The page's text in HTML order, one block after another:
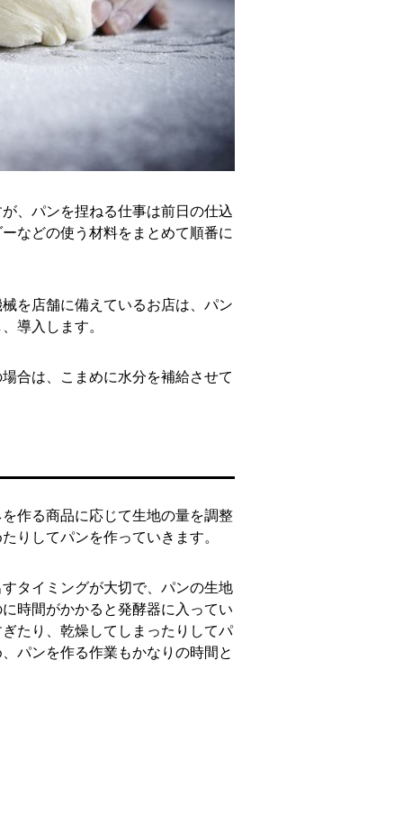
、パンを捏ねる仕事は前日の仕込
などの使う材料をまとめて順番に
を店舗に備えているお店は、パン
導入します。
合は、こまめに水分を補給させて
作る商品に応じて生地の量を調整
りしてパンを作っていきます。
タイミングが大切で、パンの生地
時間がかかると発酵器に入ってい
たり、乾燥してしまったりしてパ
パンを作る作業もかなりの時間と